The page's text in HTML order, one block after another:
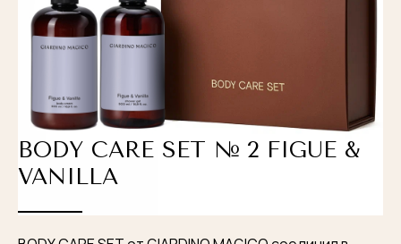
BODY CARE SET № 2 FIGUE &
VANILLA